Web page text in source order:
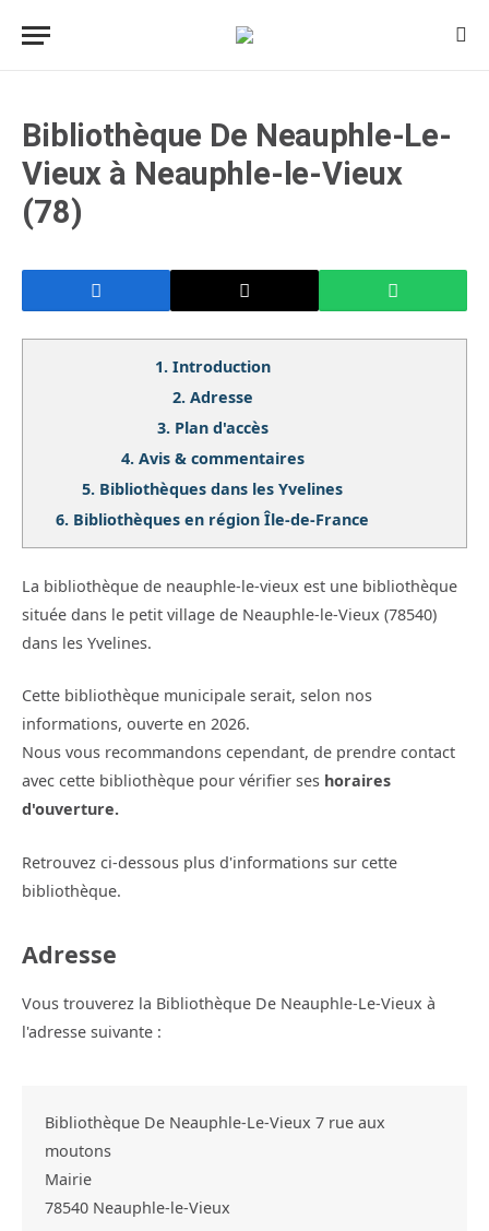
Bibliothèque De Neauphle-Le-
Vieux à Neauphle-le-Vieux
(78)
1. Introduction
2. Adresse
3. Plan d'accès
4. Avis & commentaires
5. Bibliothèques dans les Yvelines
6. Bibliothèques en région Île-de-France
La bibliothèque de neauphle-le-vieux est une bibliothèque
située dans le petit village de Neauphle-le-Vieux (78540)
dans les Yvelines.
Cette bibliothèque municipale serait, selon nos
informations, ouverte en 2026.
Nous vous recommandons cependant, de prendre contact
avec cette bibliothèque pour vérifier ses horaires
d'ouverture.
Retrouvez ci-dessous plus d'informations sur cette
bibliothèque.
Adresse
Vous trouverez la Bibliothèque De Neauphle-Le-Vieux à
l'adresse suivante :
Bibliothèque De Neauphle-Le-Vieux 7 rue aux
moutons
Mairie
78540 Neauphle-le-Vieux